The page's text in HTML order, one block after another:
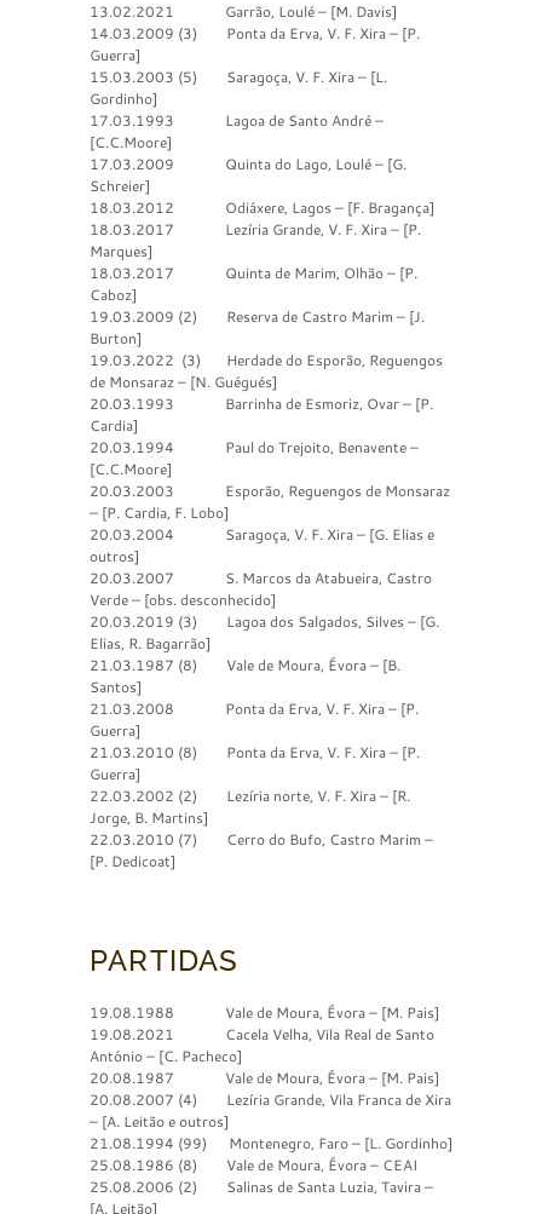
13.02.2021 Garrão, Loulé – [M. Davis]
14.03.2009 (3) Ponta da Erva, V. F. Xira – [P.
Guerra]
15.03.2003 (5) Saragoça, V. F. Xira – [L.
Gordinho]
17.03.1993 Lagoa de Santo André –
[C.C.Moore]
17.03.2009 Quinta do Lago, Loulé – [G.
Schreier]
18.03.2012 Odiáxere, Lagos – [F. Bragança]
18.03.2017 Lezíria Grande, V. F. Xira – [P.
Marques]
18.03.2017 Quinta de Marim, Olhão – [P.
Caboz]
19.03.2009 (2) Reserva de Castro Marim – [J.
Burton]
19.03.2022 (3) Herdade do Esporão, Reguengos
de Monsaraz – [N. Guégués]
20.03.1993 Barrinha de Esmoriz, Ovar – [P.
Cardia]
20.03.1994 Paul do Trejoito, Benavente –
[C.C.Moore]
20.03.2003 Esporão, Reguengos de Monsaraz
– [P. Cardia, F. Lobo]
20.03.2004 Saragoça, V. F. Xira – [G. Elias e
outros]
20.03.2007 S. Marcos da Atabueira, Castro
Verde – [obs. desconhecido]
20.03.2019 (3) Lagoa dos Salgados, Silves – [G.
Elias, R. Bagarrão]
21.03.1987 (8) Vale de Moura, Évora – [B.
Santos]
21.03.2008 Ponta da Erva, V. F. Xira – [P.
Guerra]
21.03.2010 (8) Ponta da Erva, V. F. Xira – [P.
Guerra]
22.03.2002 (2) Lezíria norte, V. F. Xira – [R.
Jorge, B. Martins]
22.03.2010 (7) Cerro do Bufo, Castro Marim –
[P. Dedicoat]
PARTIDAS
19.08.1988 Vale de Moura, Évora – [M. Pais]
19.08.2021 Cacela Velha, Vila Real de Santo
António – [C. Pacheco]
20.08.1987 Vale de Moura, Évora – [M. Pais]
20.08.2007 (4) Lezíria Grande, Vila Franca de Xira
– [A. Leitão e outros]
21.08.1994 (99) Montenegro, Faro – [L. Gordinho]
25.08.1986 (8) Vale de Moura, Évora – CEAI
25.08.2006 (2) Salinas de Santa Luzia, Tavira –
[A. Leitão]